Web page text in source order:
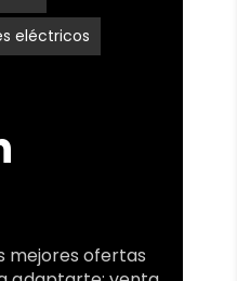
eléctricos
mejores ofertas